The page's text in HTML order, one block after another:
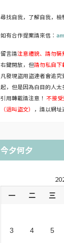
尋找自我，了解自我，檢
如有合作提案請來信：
留言請注意禮貌、請勿裝
右鍵開放，但請勿私自下
凡發現盜用盜連者會追
起，但是因為白目的人太
引用轉載請注意！ 不接
（這叫盜文）
，請以網址
今夕何夕
一 二 三
3 4 5